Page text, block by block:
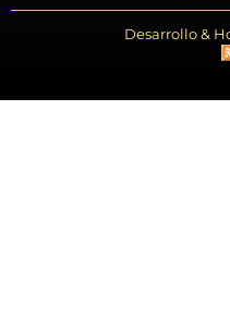
Desarrollo &